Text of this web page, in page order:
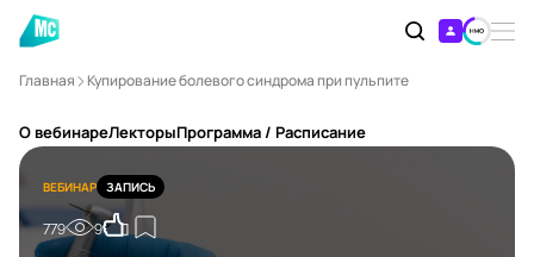
Главная Купирование болевого синдрома при пульпите
О вебинареЛекторыПрограмма / Расписание
ВЕБИНАР ЗАПИСЬ
779 9